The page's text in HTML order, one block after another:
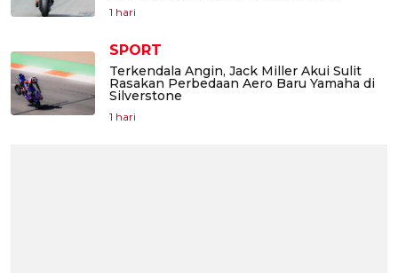
1 hari
SPORT
Terkendala Angin, Jack Miller Akui Sulit
Rasakan Perbedaan Aero Baru Yamaha di
Silverstone
1 hari